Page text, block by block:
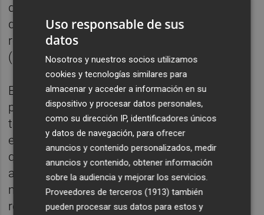
debería ir más, al igual que en las plantillas
docentes para "recuperar las que se
recortaron de escuelas oficiales de idiomas
(EOI) y de conservatorios".
En este contexto, preguntado por las dos
posibilidades de suspender la huelga
temporalmente o desconvocarla, ha
explicado que esto último supondría tener
que volver a anunciarla con diez días de
antelación si se decidiera volver a convocar,
mientras si se suspendiera se podría
retomar "al día siguiente" y "de forma
Uso responsable de sus
datos
Nosotros y nuestros socios utilizamos
cookies y tecnologías similares para
almacenar y acceder a información en su
dispositivo y procesar datos personales,
como su dirección IP, identificadores únicos
y datos de navegación, para ofrecer
anuncios y contenido personalizados, medir
anuncios y contenido, obtener información
sobre la audiencia y mejorar los servicios.
Proveedores de terceros (1913) también
pueden procesar sus datos para estos y